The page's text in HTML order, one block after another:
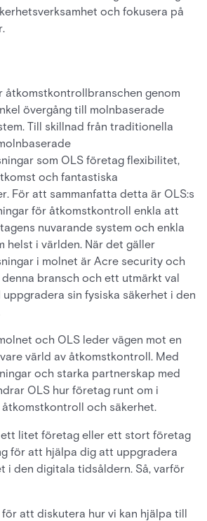
och fokusera på
åtkomstkontrollbranschen genom
övergång till molnbaserade
Till skillnad från traditionella
som OLS företag flexibilitet,
och fantastiska
För att sammanfatta detta är OLS:s
för åtkomstkontroll enkla att
nuvarande system och enkla
helst i världen. När det gäller
i molnet är Acre security och
bransch och ett utmärkt val
sin fysiska säkerhet i den
och OLS leder vägen mot en
värld av åtkomstkontroll. Med
och starka partnerskap med
OLS hur företag runt om i
och säkerhet.
litet företag eller ett stort företag
för att hjälpa dig att uppgradera
i den digitala tidsåldern. Så, varför
för att diskutera hur vi kan hjälpa till